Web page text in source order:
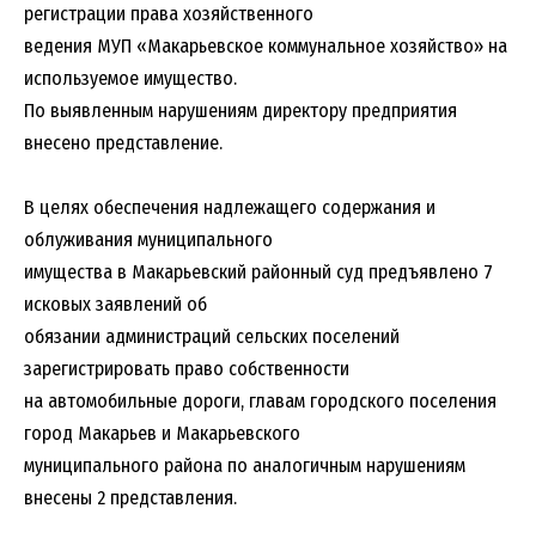
регистрации права хозяйственного
ведения МУП «Макарьевское коммунальное хозяйство» на
используемое имущество.
По выявленным нарушениям директору предприятия
внесено представление.
В целях обеспечения надлежащего содержания и
облуживания муниципального
имущества в Макарьевский районный суд предъявлено 7
исковых заявлений об
обязании администраций сельских поселений
зарегистрировать право собственности
на автомобильные дороги, главам городского поселения
город Макарьев и Макарьевского
муниципального района по аналогичным нарушениям
внесены 2 представления.